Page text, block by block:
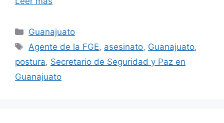
Categorías
Guanajuato
Etiquetas
Agente de la FGE, asesinato, Guanajuato,
postura, Secretario de Seguridad y Paz en
Guanajuato